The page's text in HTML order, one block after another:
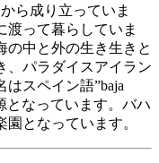
ら成り立っていま
渡って暮らしていま
の中と外の生き生きと
、パラダイスアイラン
はスペイン語”baja
となっています。バハ
となっています。